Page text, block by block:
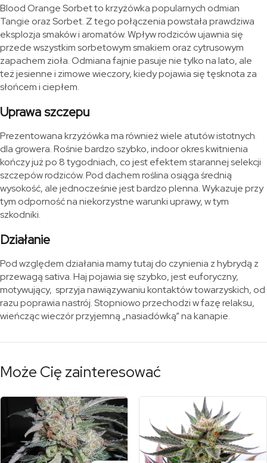
Blood Orange Sorbet to krzyżówka popularnych odmian
Tangie oraz Sorbet. Z tego połączenia powstała prawdziwa
eksplozja smaków i aromatów. Wpływ rodziców ujawnia się
przede wszystkim sorbetowym smakiem oraz cytrusowym
zapachem zioła. Odmiana fajnie pasuje nie tylko na lato, ale
też jesienne i zimowe wieczory, kiedy pojawia się tęsknota za
słońcem i ciepłem.
Uprawa szczepu
Prezentowana krzyżówka ma również wiele atutów istotnych
dla growera. Rośnie bardzo szybko, indoor okres kwitnienia
kończy już po 8 tygodniach, co jest efektem starannej selekcji
szczepów rodziców. Pod dachem roślina osiąga średnią
wysokość, ale jednocześnie jest bardzo plenna. Wykazuje przy
tym odporność na niekorzystne warunki uprawy, w tym
szkodniki.
Działanie
Pod względem działania mamy tutaj do czynienia z hybrydą z
przewagą sativa. Haj pojawia się szybko, jest euforyczny,
motywujący, sprzyja nawiązywaniu kontaktów towarzyskich, od
razu poprawia nastrój. Stopniowo przechodzi w fazę relaksu,
wieńcząc wieczór przyjemną „nasiadówką” na kanapie.
Może Cię zainteresować